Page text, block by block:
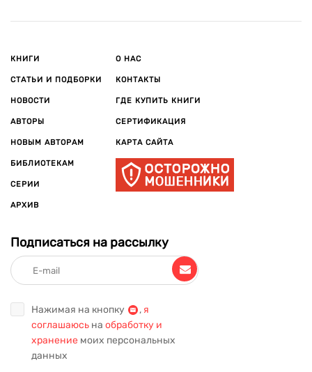
КНИГИ
СТАТЬИ И ПОДБОРКИ
НОВОСТИ
АВТОРЫ
НОВЫМ АВТОРАМ
БИБЛИОТЕКАМ
СЕРИИ
АРХИВ
О НАС
КОНТАКТЫ
ГДЕ КУПИТЬ КНИГИ
СЕРТИФИКАЦИЯ
КАРТА САЙТА
Подписаться на рассылку
Нажимая на кнопку , я
соглашаюсь на обработку и
хранение моих персональных
данных